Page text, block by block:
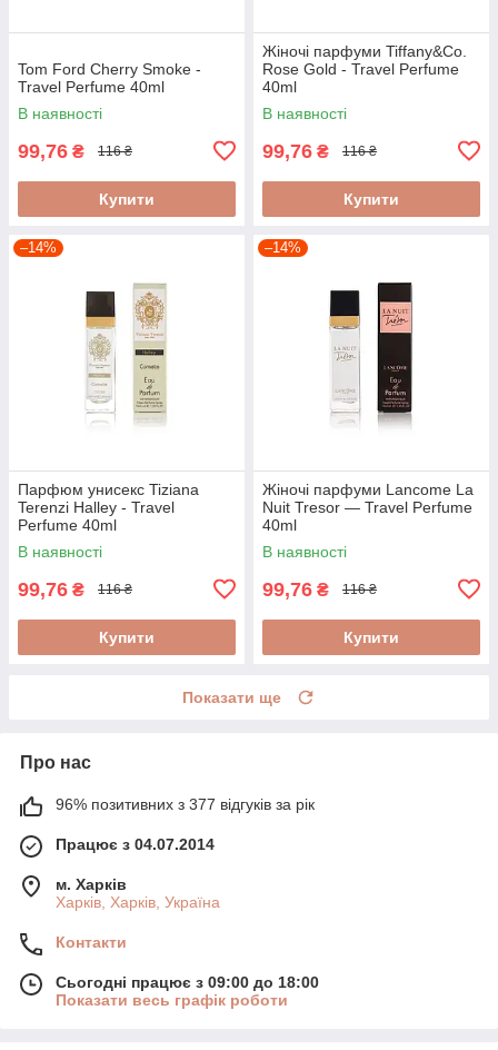
Tom Ford Cherry Smoke -
Travel Perfume 40ml
В наявності
99,76 ₴ 116 ₴
Купити
Жіночі парфуми Tiffany&Co.
Rose Gold - Travel Perfume
40ml
В наявності
99,76 ₴ 116 ₴
Купити
–14%
Парфюм унисекс Tiziana
Terenzi Halley - Travel
Perfume 40ml
В наявності
99,76 ₴ 116 ₴
Купити
–14%
Жіночі парфуми Lancome La
Nuit Tresor — Travel Perfume
40ml
В наявності
99,76 ₴ 116 ₴
Купити
Показати ще
Про нас
96% позитивних з 377 відгуків за рік
Працює з 04.07.2014
м. Харків
Харків, Харків, Україна
Контакти
Сьогодні працює з 09:00 до 18:00
Показати весь графік роботи